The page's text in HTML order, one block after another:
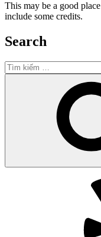
This may be a good
include some credits.
Search
Tìm
kiếm: